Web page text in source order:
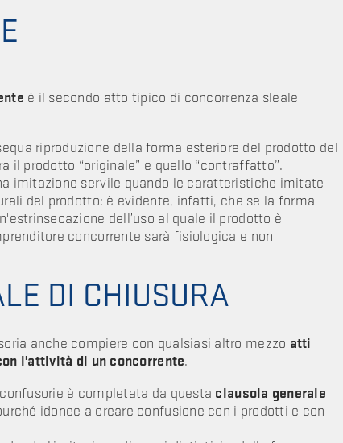
è il secondo atto tipico di concorrenza sleale
riproduzione della forma esteriore del prodotto del
il prodotto “originale” e quello “contraffatto”.
imitazione servile quando le caratteristiche imitate
del prodotto: è evidente, infatti, che se la forma
dell’uso al quale il prodotto è
concorrente sarà fisiologica e non
DI CHIUSURA
anche compiere con qualsiasi altro mezzo atti
l'attività di un concorrente.
è completata da questa clausola generale
idonee a creare confusione con i prodotti e con